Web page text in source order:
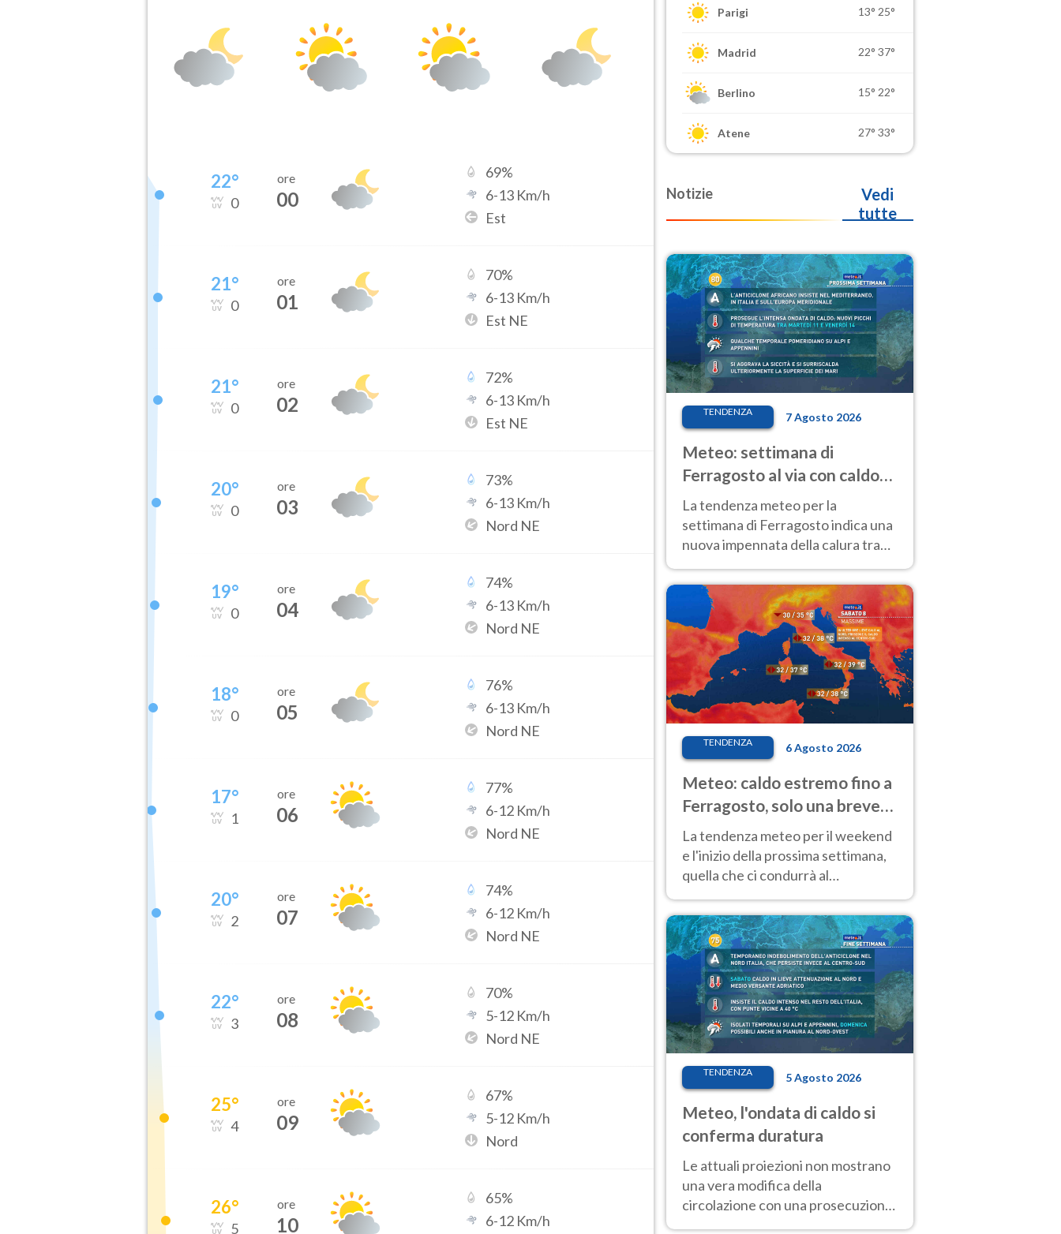
22°
0
ore
00
69%
6-13 Km/h
Est
21°
0
ore
01
70%
6-13 Km/h
Est NE
21°
0
ore
02
72%
6-13 Km/h
Est NE
20°
0
ore
03
73%
6-13 Km/h
Nord NE
19°
0
ore
04
74%
6-13 Km/h
Nord NE
18°
0
ore
05
76%
6-13 Km/h
Nord NE
17°
1
ore
06
77%
6-12 Km/h
Nord NE
20°
2
ore
07
74%
6-12 Km/h
Nord NE
22°
3
ore
08
70%
5-12 Km/h
Nord NE
25°
4
ore
09
67%
5-12 Km/h
Nord
26°
5
ore
10
65%
6-12 Km/h
Parigi 13° 25°
Madrid 22° 37°
Berlino 15° 22°
Atene 27° 33°
Notizie
Vedi
tutte
TENDENZA 7 Agosto 2026
Meteo: settimana di
Ferragosto al via con caldo
intenso e qualche temporale
La tendenza meteo per la
settimana di Ferragosto indica una
nuova impennata della calura tra
anche al Nord.
TENDENZA 6 Agosto 2026
Meteo: caldo estremo fino a
Ferragosto, solo una breve
pausa. Ecco dove
La tendenza meteo per il weekend
e l'inizio della prossima settimana,
quella che ci condurrà al
temperature molto elevate
TENDENZA 5 Agosto 2026
Meteo, l'ondata di caldo si
conferma duratura
Le attuali proiezioni non mostrano
una vera modifica della
circolazione con una prosecuzione
del caldo fuori scala per molti